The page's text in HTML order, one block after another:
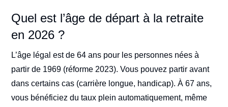
Quel est l’âge de départ à la retraite
en 2026 ?
L’âge légal est de 64 ans pour les personnes nées à
partir de 1969 (réforme 2023). Vous pouvez partir avant
dans certains cas (carrière longue, handicap). À 67 ans,
vous bénéficiez du taux plein automatiquement, même